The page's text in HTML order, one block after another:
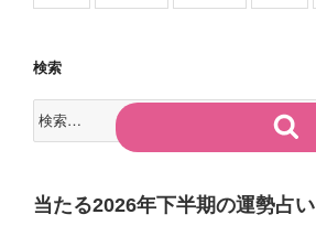
検索
検
索:
索
当たる2026年下半期の運勢占い